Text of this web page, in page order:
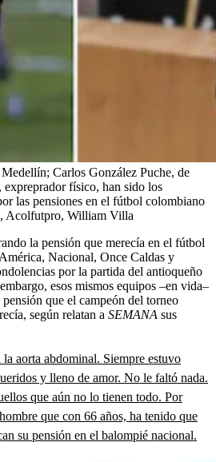
Carlos González Puche, de
físico, han sido los
las pensiones en el fútbol colombiano
Acolfutpro, William Villa
la pensión que merecía en el fútbol
Nacional, Once Caldas y
por la partida del antioqueño
esos mismos equipos –en vida–
que el campeón del torneo
según relatan a SEMANA sus
aorta abdominal. Siempre estuvo
y lleno de amor. No le faltó nada.
que aún no lo tienen todo. Por
que con 66 años, ha tenido que
su pensión en el balompié nacional.